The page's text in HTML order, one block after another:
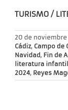
TURISMO /
20 de noviembre
Cádiz, Campo de
Navidad, Fin de
literatura infantil
2024, Reyes